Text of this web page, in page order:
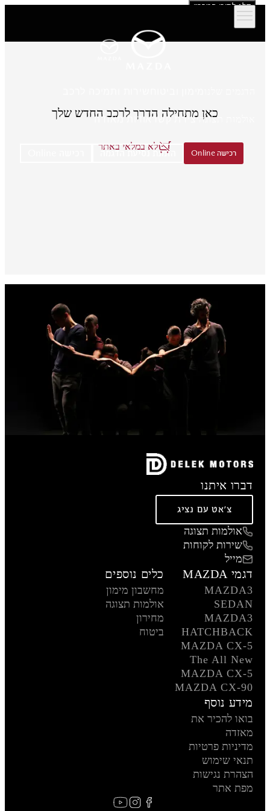
דלג לתוכן המרכזי
אולמות תצוגהיצירת קשר אודות מאזדה
רכישה Online הזמנת נסיעת הדגמה
כאן מתחילה הדרך לרכב החדש שלך
לא במלאי באתר
דברו איתנו
צ'אט עם נציג
אולמות תצוגה
שירות לקוחות
מייל
דגמי MAZDA
MAZDA3
SEDAN
MAZDA3
HATCHBACK
MAZDA CX-5
The All New
MAZDA CX-5
MAZDA CX-90
כלים נוספים
מחשבון מימון
אולמות תצוגה
מחירון
ביטוח
מידע נוסף
בואו להכיר את
מאזדה
מדיניות פרטיות
תנאי שימוש
הצהרת נגישות
מפת אתר